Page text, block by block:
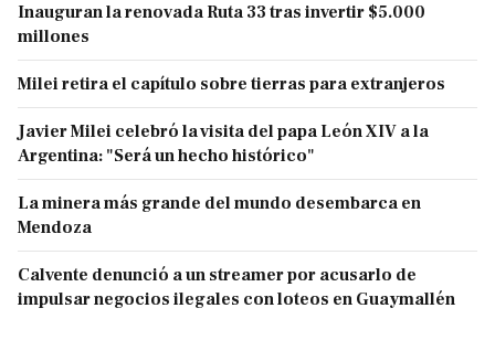
Inauguran la renovada Ruta 33 tras invertir $5.000
millones
Milei retira el capítulo sobre tierras para extranjeros
Javier Milei celebró la visita del papa León XIV a la
Argentina: "Será un hecho histórico"
La minera más grande del mundo desembarca en
Mendoza
Calvente denunció a un streamer por acusarlo de
impulsar negocios ilegales con loteos en Guaymallén